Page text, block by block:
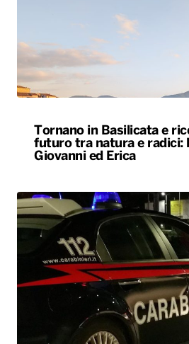
Tornano in Basilicata e
futuro tra natura e radici:
Giovanni ed Erica